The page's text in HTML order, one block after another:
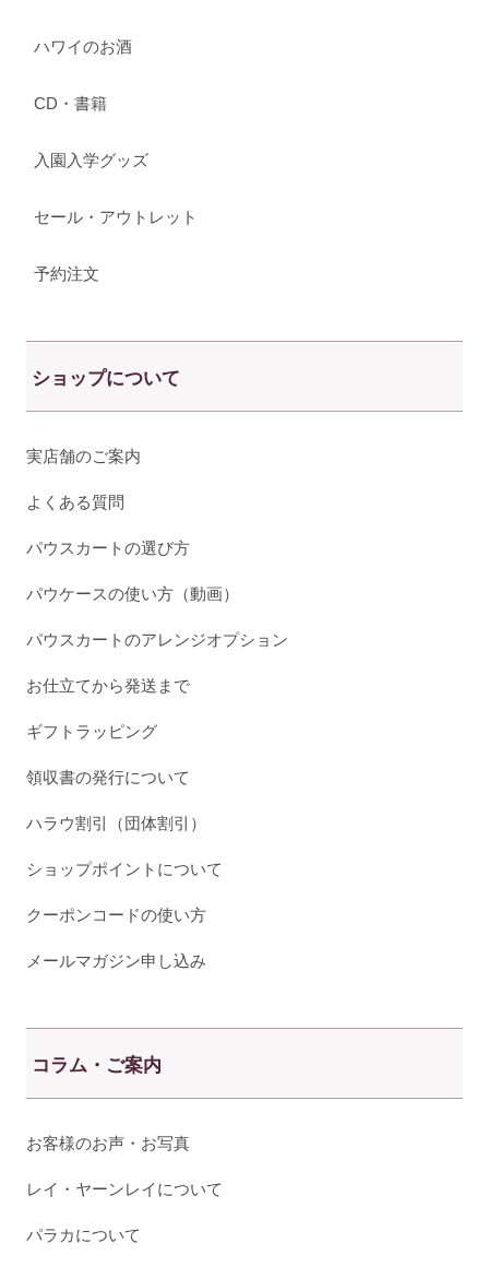
ハワイのお酒
CD・書籍
入園入学グッズ
セール・アウトレット
予約注文
ショップについて
実店舗のご案内
よくある質問
パウスカートの選び方
パウケースの使い方（動画）
パウスカートのアレンジオプション
お仕立てから発送まで
ギフトラッピング
領収書の発行について
ハラウ割引（団体割引）
ショップポイントについて
クーポンコードの使い方
メールマガジン申し込み
コラム・ご案内
お客様のお声・お写真
レイ・ヤーンレイについて
パラカについて